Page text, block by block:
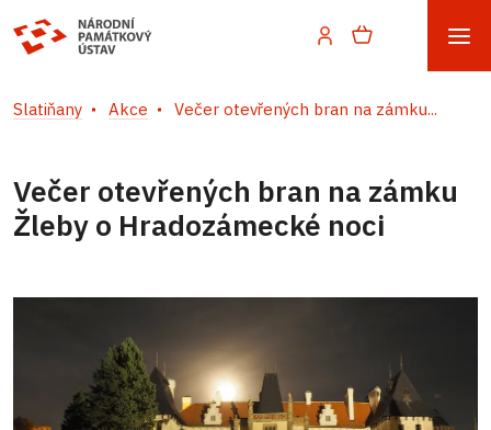
Slatiňany Akce Večer otevřených bran na zámku...
Večer otevřených bran na zámku
Žleby o Hradozámecké noci